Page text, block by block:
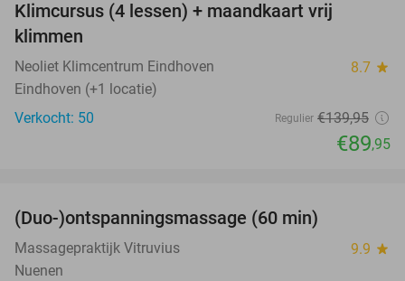
Klimcursus (4 lessen) + maandkaart vrij
klimmen
Neoliet Klimcentrum Eindhoven 8.7 star
Eindhoven (+1 locatie)
Verkocht: 50
Regulier €139,95
€89,95
(Duo-)ontspanningsmassage (60 min)
Massagepraktijk Vitruvius 9.9 star
Nuenen